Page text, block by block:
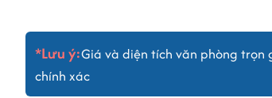
*Lưu ý:Giá và diện tích văn phòng trọn
chính xác